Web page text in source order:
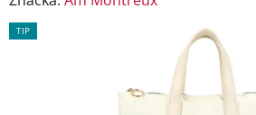
produktu
TIP